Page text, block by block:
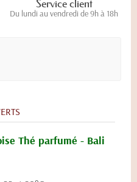
Service client
Du lundi au vendredi de 9h à 18h
Thé parfumé - Bali